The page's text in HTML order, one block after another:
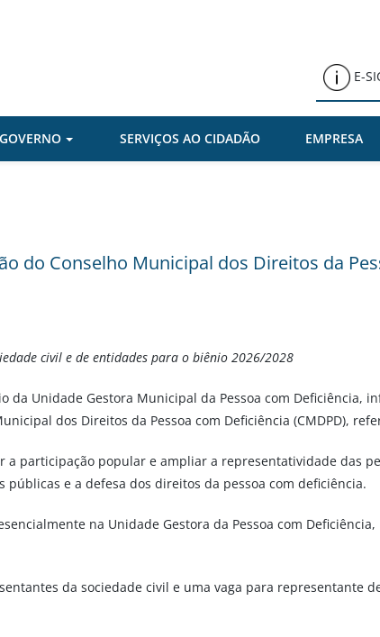
E-
GOVERNO SERVIÇOS AO CIDADÃO EMPRESA
do Conselho Municipal dos Direitos da
civil e de entidades para o biênio 2026/2028
da Unidade Gestora Municipal da Pessoa com Deficiência,
dos Direitos da Pessoa com Deficiência (CMDPD),
a participação popular e ampliar a representatividade das
e a defesa dos direitos da pessoa com deficiência.
na Unidade Gestora da Pessoa com Deficiência,
da sociedade civil e uma vaga para representante